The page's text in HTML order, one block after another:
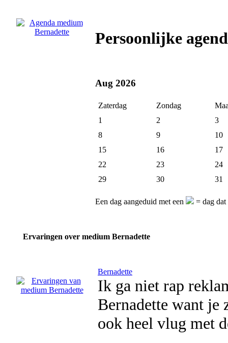
Persoonlijke
Aug 2026
Zaterdag Zondag
1
2
3
8
9
10
15
16
17
22
23
24
29
30 31
Een dag aangeduid met een = dag
Ervaringen over medium Bernadette
Bernadette
Ik ga niet rap
Bernadette want je
ook heel vlug met